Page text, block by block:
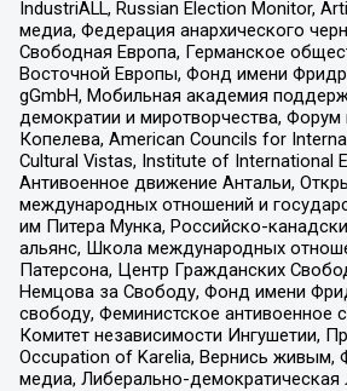
IndustriALL, Russian Election Monitor,
медиа, Федерация анархического
Свободная Европа, Германское
Восточной Европы, Фонд имени
gGmbH, Мобильная академия
демократии и миротворчества,
Копелева, American Councils for
Cultural Vistas, Institute of International
Антивоенное движение Антальи,
международных отношений и
им Питера Мунка, Российско-
альянс, Школа международных
Патерсона, Центр Гражданских
Немцова за Свободу, Фонд имени
свободу, Феминистское антивоенное
Комитет независимости Ингушетии,
Occupation of Karelia, Вернись живым,
медиа, Либерально-демократическая